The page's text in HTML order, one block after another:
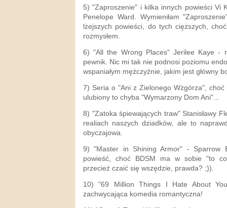
5) "Zaproszenie" i kilka innych powieści Vi
Penelope Ward. Wymieniłam
lżejszych powieści, do tych cięższych,
rozmysłem.
6) "All the Wrong Places" Jerilee Kaye -
pewnik. Nic mi tak nie podnosi poziomu
wspaniałym mężczyźnie, jakim jest główny
7) Seria o "Ani z Zielonego Wzgórza",
ulubiony to chyba "Wymarzony Dom Ani"...
8) "Zatoka śpiewających traw" Stanisławy
realiach naszych dziadków, ale to
obyczajowa.
9) "Master in Shining Armor" - Sparrow
powieść, choć BDSM ma w sobie "to
przecież czaić się wszędzie, prawda? ;)).
10) "69 Million Things I Hate About
zachwycająca komedia romantyczna!